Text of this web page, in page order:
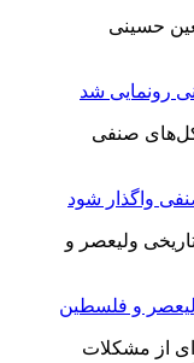
رونمایی شد
واگذار شود
و فلسطین